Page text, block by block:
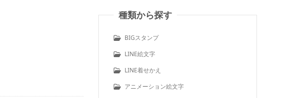
種類から探す
BIGスタンプ
LINE絵文字
LINE着せかえ
アニメーション絵文字